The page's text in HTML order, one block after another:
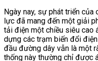
Ngày nay, sự phát triển của
lực đã mang đến một giải
tải điện một chiều siêu cao
dựng các trạm biến đổi
đầu đường dây vẫn là một
thống này thường chỉ được